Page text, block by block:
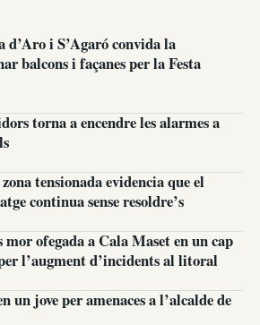
i S’Agaró convida la
balcons i façanes per la Festa
torna a encendre les alarmes a
tensionada evidencia que el
continua sense resoldre’s
mor ofegada a Cala Maset en un cap
l’augment d’incidents al litoral
un jove per amenaces a l’alcalde de